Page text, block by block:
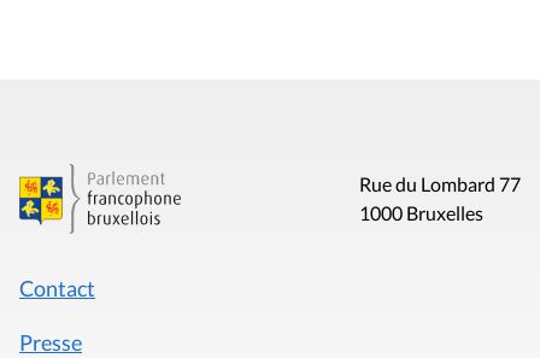
Rue du Lombard 77
1000 Bruxelles
Contact
Presse